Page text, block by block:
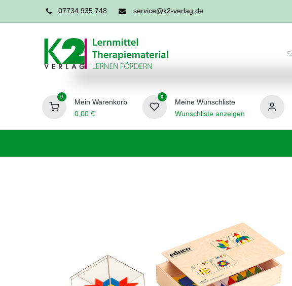
07734 935 748 service@k2-verlag.de
0
Mein Warenkorb
0,00€
0
Meine Wunschliste
Wunschliste anzeigen